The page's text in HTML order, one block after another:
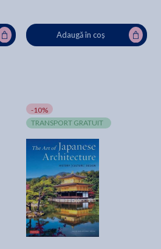
Adaugă în coș
-10%
TRANSPORT GRATUIT